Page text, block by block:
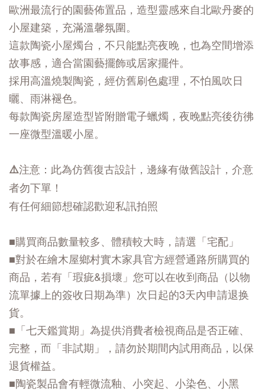
歐洲最流行的園藝佈置品，造型靈感來自北歐丹麥的
小屋建築，充滿溫馨氛圍。
這款陶瓷小屋燭台，不只能點亮夜晚，也為空間增添
故事感，適合當園藝擺飾或居家擺件。
採用高溫燒製陶瓷，經仿舊刷色處理，不怕風吹日
曬、雨淋褪色。
每款陶瓷房屋造型皆附贈電子蠟燭，夜晚點亮後彷彿
一座微型溫暖小屋。
⚠️注意：此為仿舊復古設計，邊緣有做舊設計，介意
者勿下單！
有任何細節想確認歡迎私訊拍照
■購買商品數量較多、體積較大時，請選「宅配」
■對於在繪木屋鄉村實木家具官方經營通路所購買的
商品，若有「瑕疵&損壞」您可以在收到商品（以物
流單據上的簽收日期為準）次日起的3天內申請退换
貨。
■「七天鑑賞期」為提供消費者檢視商品是否正確、
完整，而「非試期」，請勿於期間内試用商品，以保
退貨權益。
■陶瓷製品會有輕微流釉、小突起、小染色、小黑